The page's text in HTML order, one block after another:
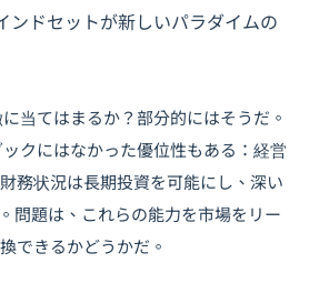
ンドセットが新しいパラダイムの
当てはまるか？部分的にはそうだ。
クにはなかった優位性もある：経営
務状況は長期投資を可能にし、深い
問題は、これらの能力を市場をリー
できるかどうかだ。